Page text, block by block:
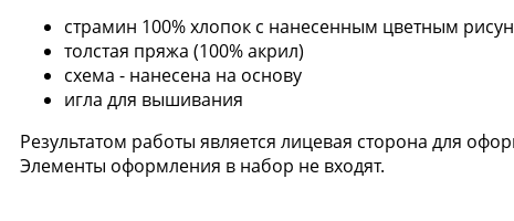
страмин 100% хлопок с нанесенным цветным
толстая пряжа (100% акрил)
схема - нанесена на основу
игла для вышивания
Результатом работы является лицевая сторона для
Элементы оформления в набор не входят.